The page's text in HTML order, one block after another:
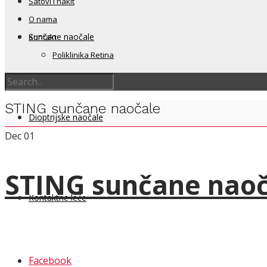
Sunčane naočale
Dioptrijske naočale
Kontaktne leće
O nama
Kontakt
Poliklinika Retina
STING sunčane naočale
Dec01
STING sunčane
Facebook